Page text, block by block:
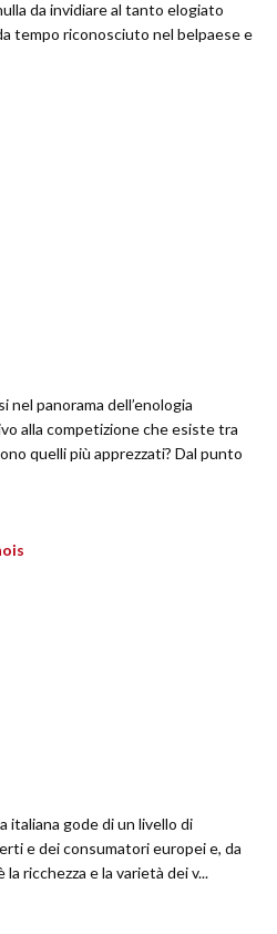
da invidiare al tanto elogiato
tempo riconosciuto nel belpaese e
nel panorama dell’enologia
alla competizione che esiste tra
quelli più apprezzati? Dal punto
italiana gode di un livello di
e dei consumatori europei e, da
ricchezza e la varietà dei v...